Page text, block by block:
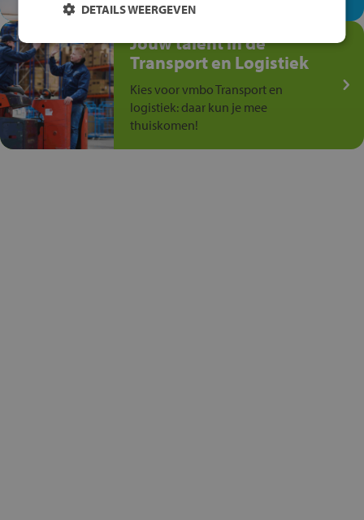
Jouw talent in de
Transport en Logistiek
Kies voor vmbo Transport en
logistiek: daar kun je mee
thuiskomen!
DETAILS WEERGEVEN